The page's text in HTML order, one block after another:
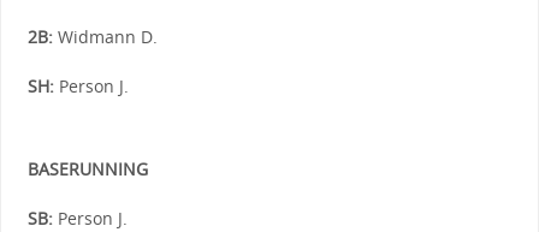
2B:Widmann D.
SH:Person J.
BASERUNNING
SB:Person J.